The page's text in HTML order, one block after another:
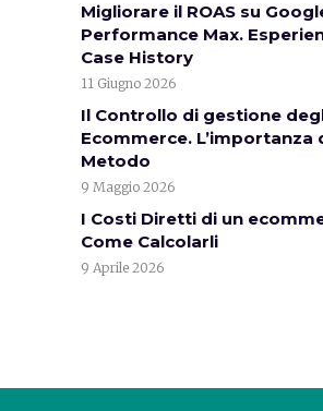
Migliorare il ROAS su
Performance Max.
Case History
11 Giugno 2026
Il Controllo di gestione
Ecommerce. L’importanza
Metodo
9 Maggio 2026
I Costi Diretti di un
Come Calcolarli
9 Aprile 2026